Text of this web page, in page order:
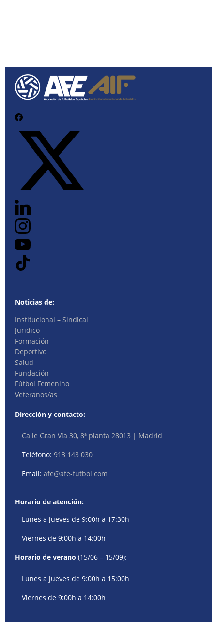
Noticias de:
Institucional – Sindical
Jurídico
Formación
Deportivo
Salud
Fundación
Fútbol Femenino
Veteranos/as
Dirección y contacto:
Calle Gran Vía 30, 8ª planta 28013 | Madrid
Teléfono:913 143 030
Email:afe@afe-futbol.com
Horario de atención:
Lunes a jueves de 9:00h a 17:30h
Viernes de 9:00h a 14:00h
Horario de verano (15/06 – 15/09):
Lunes a jueves de 9:00h a 15:00h
Viernes de 9:00h a 14:00h